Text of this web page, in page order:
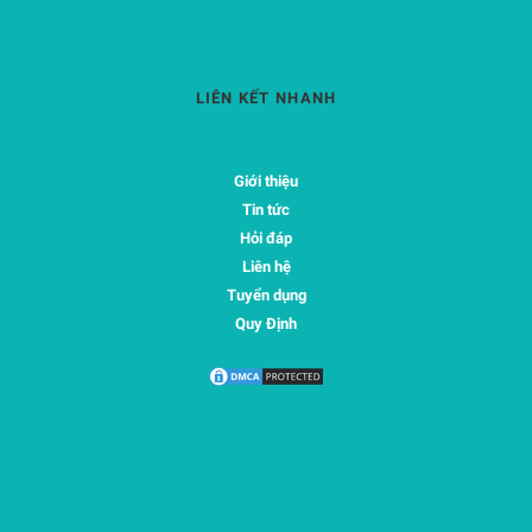
LIÊN KẾT NHANH
Giới thiệu
Tin tức
Hỏi đáp
Liên hệ
Tuyển dụng
Quy Định